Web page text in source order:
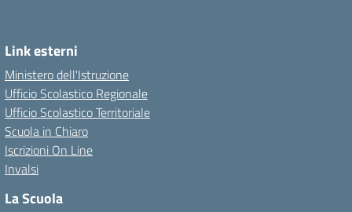
Link esterni
Ministero dell'Istruzione
Ufficio Scolastico Regionale
Ufficio Scolastico Territoriale
Scuola in Chiaro
Iscrizioni On Line
Invalsi
La Scuola